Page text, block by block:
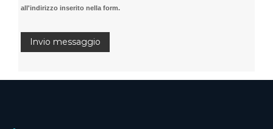
all'indirizzo inserito nella form.